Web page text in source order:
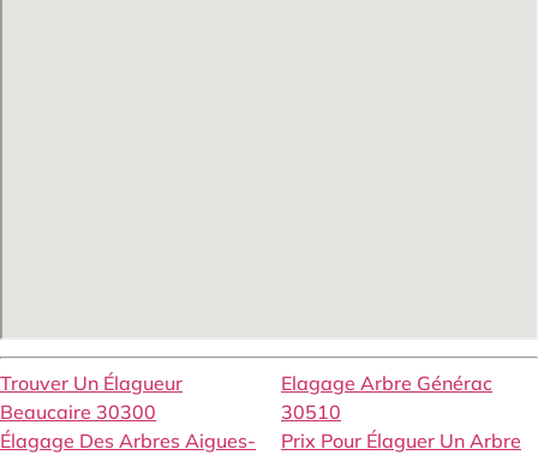
Trouver Un Élagueur
Beaucaire 30300
Élagage Des Arbres Aigues-
Elagage Arbre Générac
30510
Prix Pour Élaguer Un Arbre